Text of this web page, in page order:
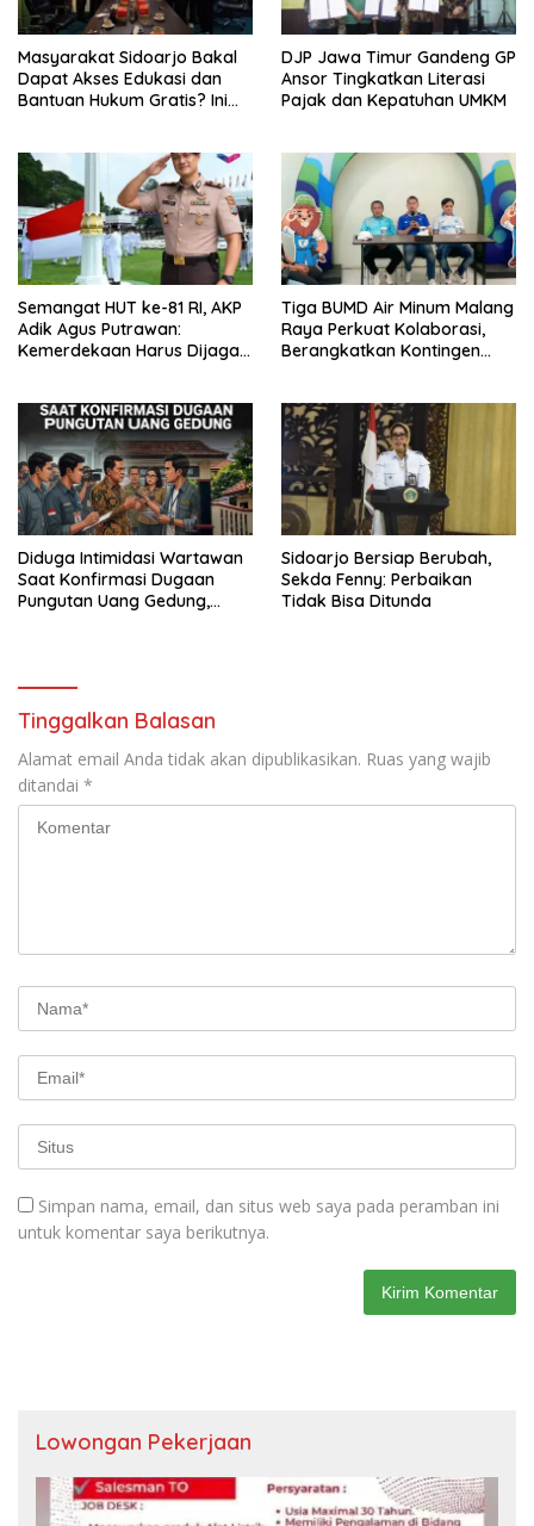
Masyarakat Sidoarjo Bakal
Dapat Akses Edukasi dan
Bantuan Hukum Gratis? Ini
DJP Jawa Timur Gandeng GP
Ansor Tingkatkan Literasi
Pajak dan Kepatuhan UMKM
Semangat HUT ke-81 RI, AKP
Adik Agus Putrawan:
Kemerdekaan Harus Dijaga
Tiga BUMD Air Minum Malang
Raya Perkuat Kolaborasi,
Berangkatkan Kontingen
Diduga Intimidasi Wartawan
Saat Konfirmasi Dugaan
Pungutan Uang Gedung,
Sidoarjo Bersiap Berubah,
Sekda Fenny: Perbaikan
Tidak Bisa Ditunda
Tinggalkan Balasan
Alamat email Anda tidak akan dipublikasikan. Ruas yang wajib
ditandai *
Simpan nama, email, dan situs web saya pada peramban ini
untuk komentar saya berikutnya.
Lowongan Pekerjaan